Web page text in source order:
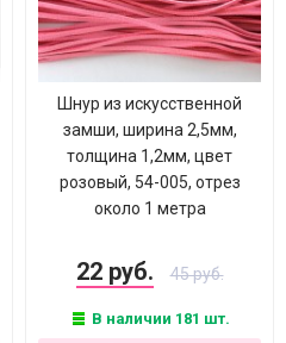
Шнур из искусственной
замши, ширина 2,5мм,
толщина 1,2мм, цвет
розовый, 54-005, отрез
около 1 метра
22 руб. 45 руб.
В наличии 181 шт.